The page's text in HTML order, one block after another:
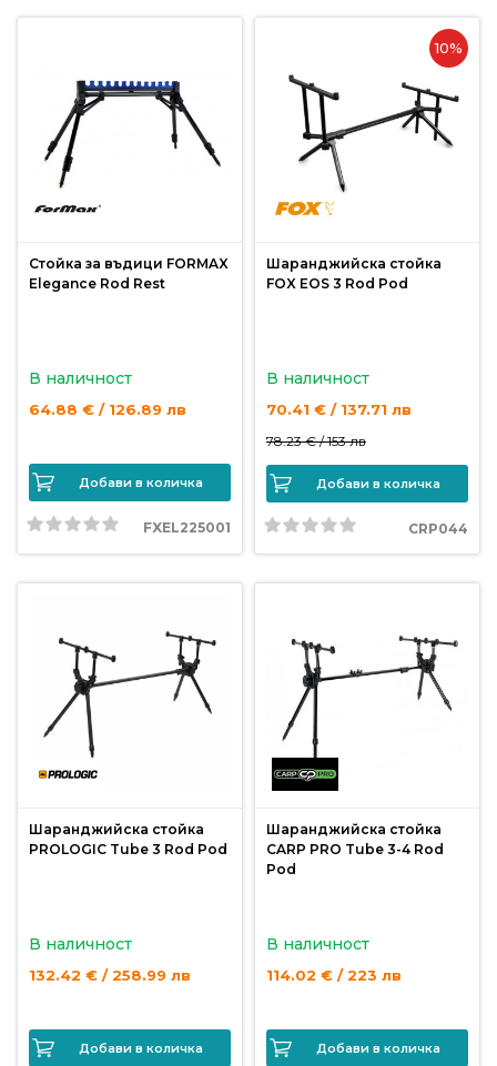
Стойка за въдици FORMAX
Elegance Rod Rest
В наличност
64.88 € / 126.89 лв
Добави в количка
FXEL225001
10%
Шаранджийска стойка
FOX EOS 3 Rod Pod
В наличност
70.41 € / 137.71 лв
78.23 € /153 лв
Добави в количка
CRP044
Шаранджийска стойка
PROLOGIC Tube 3 Rod Pod
В наличност
132.42 € / 258.99 лв
Добави в количка
Шаранджийска стойка
CARP PRO Tube 3-4 Rod
Pod
В наличност
114.02 € / 223 лв
Добави в количка